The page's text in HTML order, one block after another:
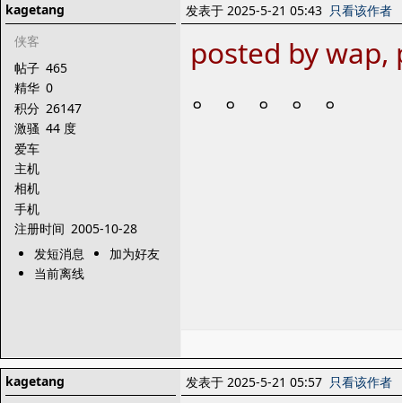
kagetang
侠客
帖子 465
精华 0
积分 26147
激骚 44 度
爱车
主机
相机
手机
注册时间 2005-10-28
发短消息
加为好友
当前离线
发表于 2025-5-21 05:43 只看该作者
posted by
。。。。。
kagetang
发表于 2025-5-21 05:57 只看该作者